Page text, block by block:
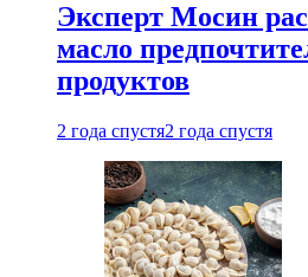
Эксперт Мосин
масло
продуктов
2 года спустя2 года спустя